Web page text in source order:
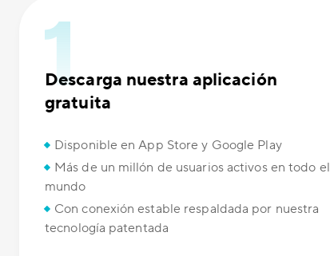
Descarga nuestra aplicación
gratuita
Disponible en App Store y Google Play
Más de un millón de usuarios activos en todo el
mundo
Con conexión estable respaldada por nuestra
tecnología patentada